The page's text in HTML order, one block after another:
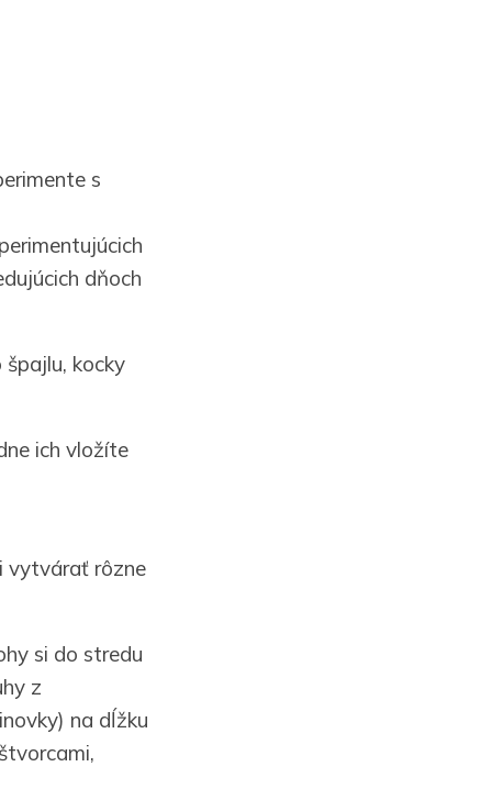
s
dňoch
kocky
ich vložíte
vytvárať rôzne
si do stredu
z
na dĺžku